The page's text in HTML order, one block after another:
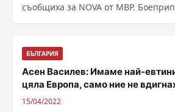
съобщиха за NOVA от МВР.
БЪЛГАРИЯ
Асен Василев: Имаме най-
цяла Европа, само ние не
15/04/2022